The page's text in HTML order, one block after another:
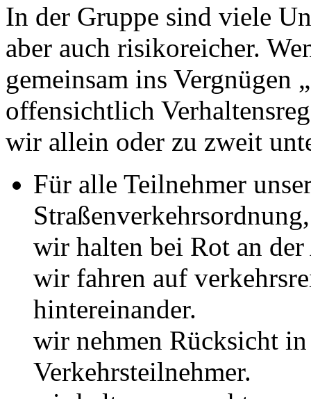
In der Gruppe sind viele
aber auch risikoreicher.
gemeinsam ins Vergnügen
offensichtlich
wir allein oder zu zweit
Für alle Teilnehmer
wir halten bei Rot an
wir fahren auf
hintereinander.
wir nehmen Rücksicht
Verkehrsteilnehmer.